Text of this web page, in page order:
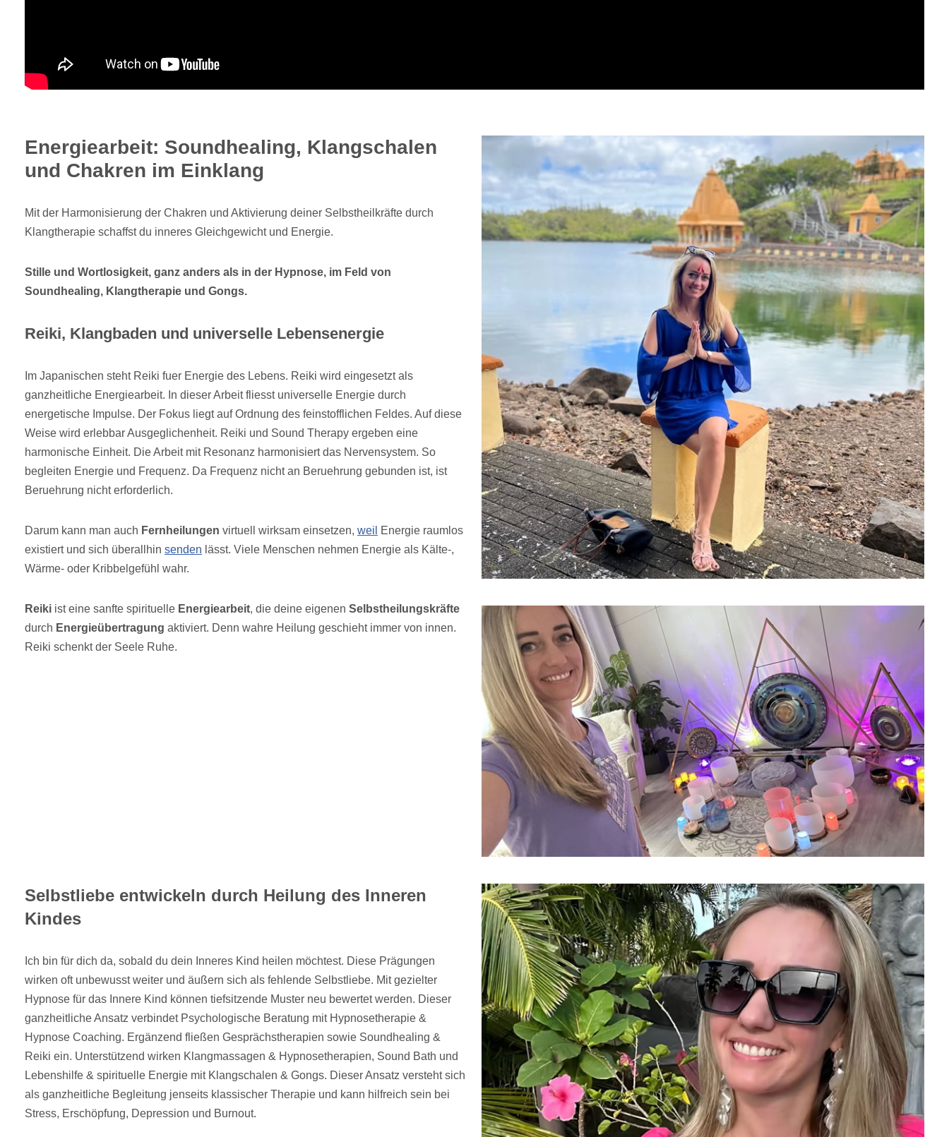
Energiearbeit: Soundhealing, Klangschalen
und Chakren im Einklang
Mit der Harmonisierung der Chakren und Aktivierung deiner Selbstheilkräfte durch
Klangtherapie schaffst du inneres Gleichgewicht und Energie.
Stille und Wortlosigkeit, ganz anders als in der Hypnose, im Feld von
Soundhealing, Klangtherapie und Gongs.
Reiki, Klangbaden und universelle Lebensenergie
Im Japanischen steht Reiki fuer Energie des Lebens. Reiki wird eingesetzt als
ganzheitliche Energiearbeit. In dieser Arbeit fliesst universelle Energie durch
energetische Impulse. Der Fokus liegt auf Ordnung des feinstofflichen Feldes. Auf diese
Weise wird erlebbar Ausgeglichenheit. Reiki und Sound Therapy ergeben eine
harmonische Einheit. Die Arbeit mit Resonanz harmonisiert das Nervensystem. So
begleiten Energie und Frequenz. Da Frequenz nicht an Beruehrung gebunden ist, ist
Beruehrung nicht erforderlich.
Darum kann man auch Fernheilungen virtuell wirksam einsetzen, weil
Energie raumlos
existiert und sich überallhin senden lässt. Viele Menschen nehmen Energie als Kälte-,
Wärme- oder Kribbelgefühl wahr.
Reiki ist eine sanfte spirituelle Energiearbeit, die deine eigenen Selbstheilungskräfte
durch Energieübertragung aktiviert. Denn wahre Heilung geschieht immer von innen.
Reiki schenkt der Seele Ruhe.
Selbstliebe entwickeln durch Heilung des Inneren
Kindes
Ich bin für dich da, sobald du dein Inneres Kind heilen möchtest. Diese Prägungen
wirken oft unbewusst weiter und äußern sich als fehlende Selbstliebe. Mit gezielter
Hypnose für das Innere Kind können tiefsitzende Muster neu bewertet werden. Dieser
ganzheitliche Ansatz verbindet Psychologische Beratung mit Hypnosetherapie &
Hypnose Coaching. Ergänzend fließen Gesprächstherapien sowie Soundhealing &
Reiki ein. Unterstützend wirken Klangmassagen & Hypnosetherapien, Sound Bath und
Lebenshilfe & spirituelle Energie mit Klangschalen & Gongs. Dieser Ansatz versteht sich
als ganzheitliche Begleitung jenseits klassischer Therapie und kann hilfreich sein bei
Stress, Erschöpfung, Depression und Burnout.